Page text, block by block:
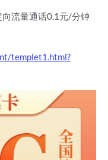
流量通话0.1元/分钟
templet1.html?